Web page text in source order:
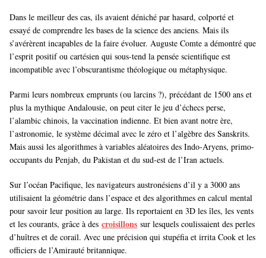
Dans le meilleur des cas, ils avaient déniché par hasard, colporté et
essayé de comprendre les bases de la science des anciens. Mais ils
s’avérèrent incapables de la faire évoluer. Auguste Comte a démontré que
l’esprit positif ou cartésien qui sous-tend la pensée scientifique est
incompatible avec l’obscurantisme théologique ou métaphysique.
Parmi leurs nombreux emprunts (ou larcins ?), précédant de 1500 ans et
plus la mythique Andalousie, on peut citer le jeu d’échecs perse,
l’alambic chinois, la vaccination indienne. Et bien avant notre ère,
l’astronomie, le système décimal avec le zéro et l’algèbre des Sanskrits.
Mais aussi les algorithmes à variables aléatoires des Indo-Aryens, primo-
occupants du Penjab, du Pakistan et du sud-est de l’Iran actuels.
Sur l’océan Pacifique, les navigateurs austronésiens d’il y a 3000 ans
utilisaient la géométrie dans l’espace et des algorithmes en calcul mental
pour savoir leur position au large. Ils reportaient en 3D les îles, les vents
et les courants, grâce à des croisillons sur lesquels coulissaient des perles
d’huîtres et de corail. Avec une précision qui stupéfia et irrita Cook et les
officiers de l’Amirauté britannique.